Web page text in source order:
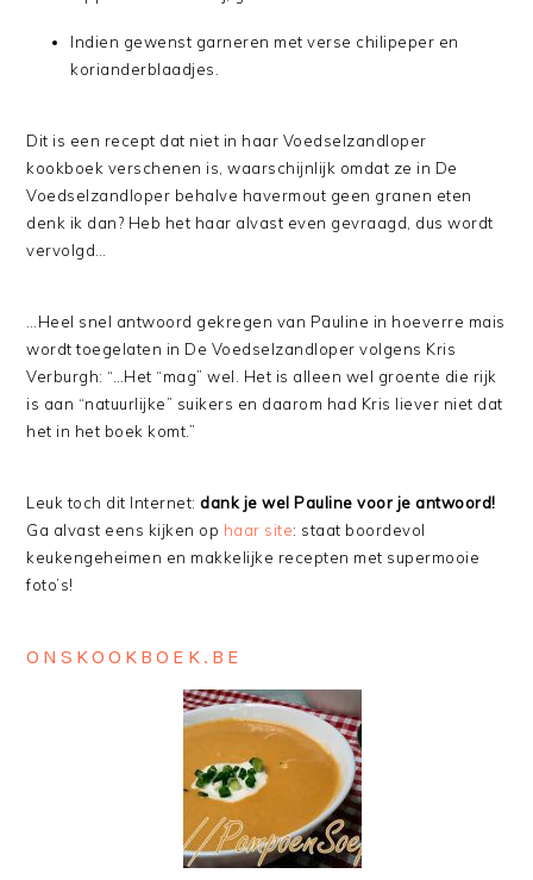
Indien gewenst garneren met verse chilipeper en
korianderblaadjes.
Dit is een recept dat niet in haar Voedselzandloper
kookboek verschenen is, waarschijnlijk omdat ze in De
Voedselzandloper behalve havermout geen granen eten
denk ik dan? Heb het haar alvast even gevraagd, dus wordt
vervolgd…
…Heel snel antwoord gekregen van Pauline in hoeverre mais
wordt toegelaten in De Voedselzandloper volgens Kris
Verburgh: “…Het “mag” wel. Het is alleen wel groente die rijk
is aan “natuurlijke” suikers en daarom had Kris liever niet dat
het in het boek komt.”
Leuk toch dit Internet:dank je wel Pauline voor je antwoord!
Ga alvast eens kijken op haar site: staat boordevol
keukengeheimen en makkelijke recepten met supermooie
foto’s!
ONSKOOKBOEK.BE